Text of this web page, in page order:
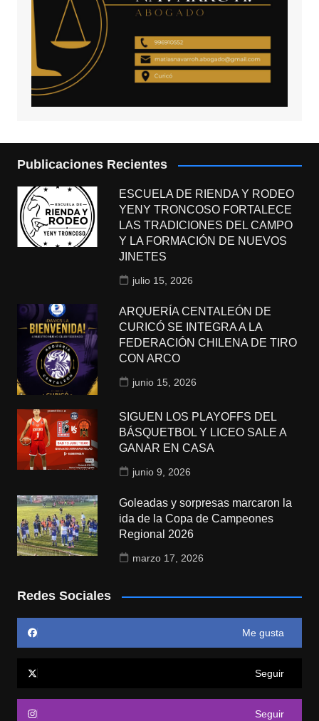
Publicaciones Recientes
ESCUELA DE RIENDA Y RODEO
YENY TRONCOSO FORTALECE
LAS TRADICIONES DEL CAMPO
Y LA FORMACIÓN DE NUEVOS
JINETES
julio 15, 2026
ARQUERÍA CENTALEÓN DE
CURICÓ SE INTEGRA A LA
FEDERACIÓN CHILENA DE TIRO
CON ARCO
junio 15, 2026
SIGUEN LOS PLAYOFFS DEL
BÁSQUETBOL Y LICEO SALE A
GANAR EN CASA
junio 9, 2026
Goleadas y sorpresas marcaron la
ida de la Copa de Campeones
Regional 2026
marzo 17, 2026
Redes Sociales
Me gusta
Seguir
Seguir